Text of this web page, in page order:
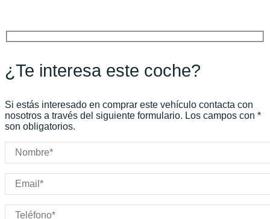
Potencia:364CV
Color:Negro
Color interior:
Carrocería:
Puertas:
Plazas:
¿Te interesa este coche?
Si estás interesado en comprar este vehículo contacta con
nosotros a través del siguiente formulario. Los campos con *
son obligatorios.